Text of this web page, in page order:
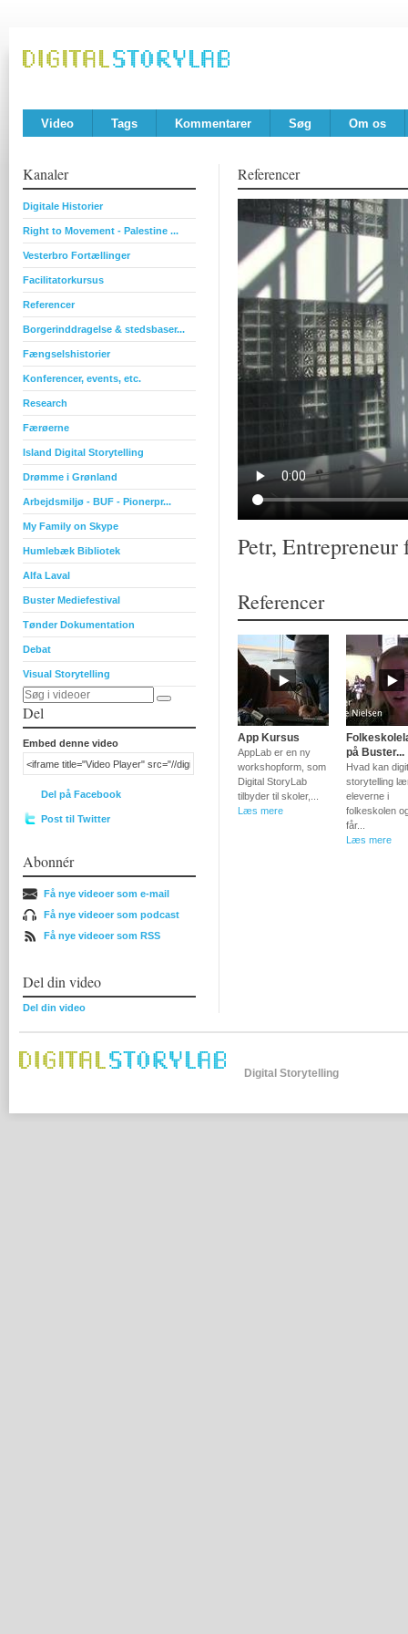
Video Tags Kommentarer Søg Om os
Kanaler
Digitale Historier
Right to Movement - Palestine ...
Vesterbro Fortællinger
Facilitatorkursus
Referencer
Borgerinddragelse & stedsbaser...
Fængselshistorier
Konferencer, events, etc.
Research
Færøerne
Island Digital Storytelling
Drømme i Grønland
Arbejdsmiljø - BUF - Pionerpr...
My Family on Skype
Humlebæk Bibliotek
Alfa Laval
Buster Mediefestival
Tønder Dokumentation
Debat
Visual Storytelling
Del
Embed denne video
Del på Facebook
Post til Twitter
Abonnér
Få nye videoer som e-mail
Få nye videoer som podcast
Få nye videoer som RSS
Del din video
Del din video
Referencer
Petr,
Referencer
App Kursus
AppLab er en ny
workshopform, som
Digital StoryLab
tilbyder til skoler,...
Læs mere
på Buster...
Hvad kan
storytelling
eleverne i
folkeskolen
får...
Læs mere
Digital Storytelling